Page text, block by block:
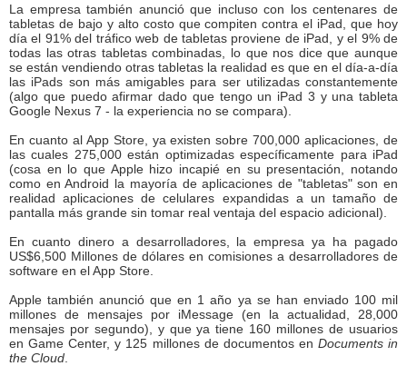
La empresa también anunció que incluso con los centenares de
tabletas de bajo y alto costo que compiten contra el iPad, que hoy
día el 91% del tráfico web de tabletas proviene de iPad, y el 9% de
todas las otras tabletas combinadas, lo que nos dice que aunque
se están vendiendo otras tabletas la realidad es que en el día-a-día
las iPads son más amigables para ser utilizadas constantemente
(algo que puedo afirmar dado que tengo un iPad 3 y una tableta
Google Nexus 7 - la experiencia no se compara).
En cuanto al App Store, ya existen sobre 700,000 aplicaciones, de
las cuales 275,000 están optimizadas específicamente para iPad
(cosa en lo que Apple hizo incapié en su presentación, notando
como en Android la mayoría de aplicaciones de "tabletas" son en
realidad aplicaciones de celulares expandidas a un tamaño de
pantalla más grande sin tomar real ventaja del espacio adicional).
En cuanto dinero a desarrolladores, la empresa ya ha pagado
US$6,500 Millones de dólares en comisiones a desarrolladores de
software en el App Store.
Apple también anunció que en 1 año ya se han enviado 100 mil
millones de mensajes por iMessage (en la actualidad, 28,000
mensajes por segundo), y que ya tiene 160 millones de usuarios
en Game Center, y 125 millones de documentos en Documents in
the Cloud